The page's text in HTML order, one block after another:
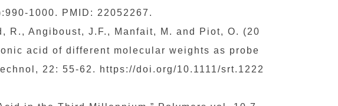
1000. PMID: 22052267.
R., Angiboust, J.F., Manfait, M. and Piot, O. (20
acid of different molecular weights as probe
22: 55-62. https://doi.org/10.1111/srt.1222